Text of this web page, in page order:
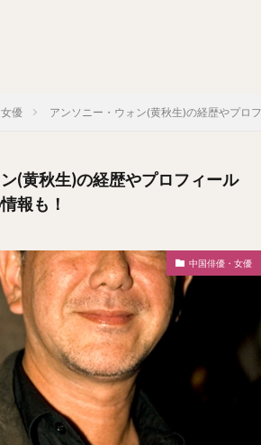
優 アンソニー・ウォン(黄秋生)の経歴やプロ
(黄秋生)の経歴やプロフィール
報も！
中国俳優・女優